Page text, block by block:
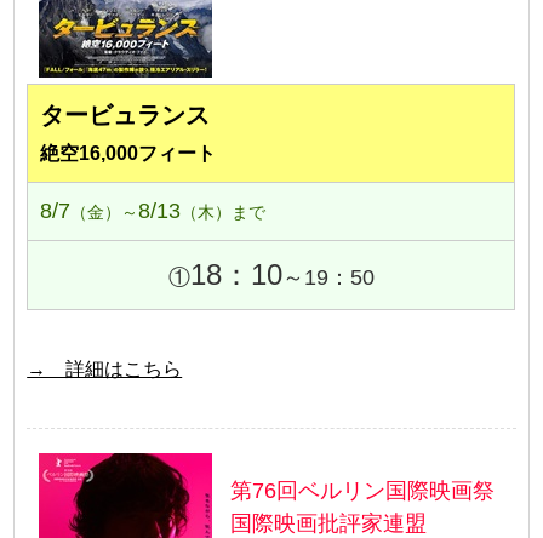
タービュランス
絶空16,000フィート
8/7 （金）～8/13 （木）まで
①18：10～19：50
→ 詳細はこちら
第76回ベルリン国際映画祭
国際映画批評家連盟